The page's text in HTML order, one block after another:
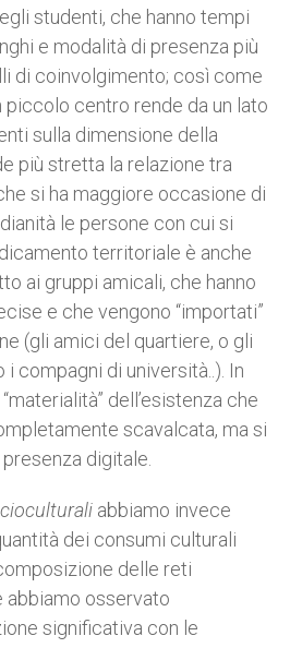
studenti, che hanno tempi
e modalità di presenza più
di coinvolgimento; così come
piccolo centro rende da un lato
sulla dimensione della
più stretta la relazione tra
si ha maggiore occasione di
le persone con cui si
territoriale è anche
ai gruppi amicali, che hanno
e che vengono “importati”
(gli amici del quartiere, o gli
i compagni di università..). In
dell’esistenza che
scavalcata, ma si
digitale.
abbiamo invece
dei consumi culturali
delle reti
abbiamo osservato
significativa con le